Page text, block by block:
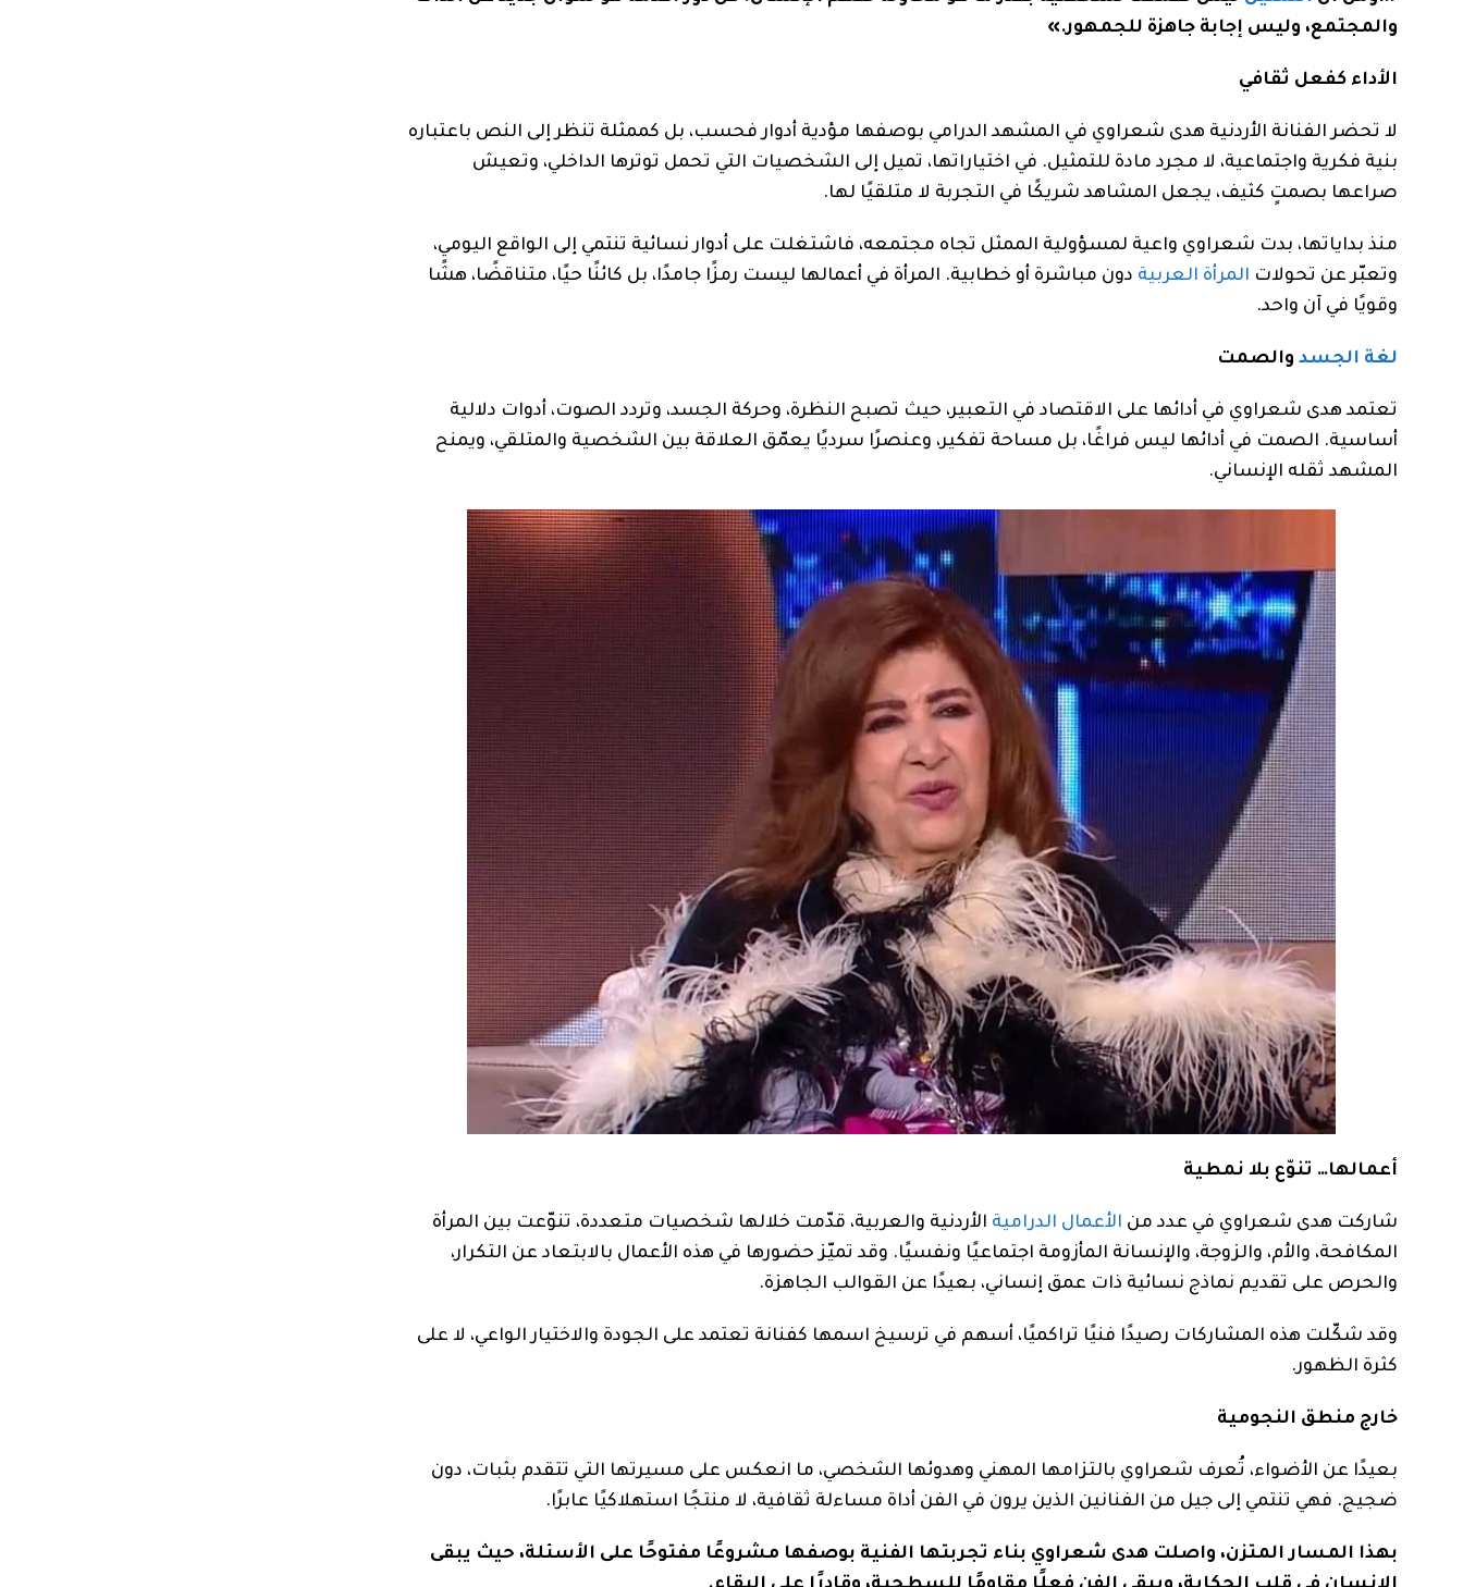
والمجتمع، وليس إجابة جاهزة للجمهور.»
الأداء كفعل ثقافي
لا تحضر الفنانة الأردنية هدى شعراوي في المشهد الدرامي بوصفها مؤدية أدوار فحسب، بل كممثلة تنظر إلى النص باعتباره
بنية فكرية واجتماعية، لا مجرد مادة للتمثيل. في اختياراتها، تميل إلى الشخصيات التي تحمل توترها الداخلي، وتعيش
صراعها بصمتٍ كثيف، يجعل المشاهد شريكًا في التجربة لا متلقيًا لها.
منذ بداياتها، بدت شعراوي واعية لمسؤولية الممثل تجاه مجتمعه، فاشتغلت على أدوار نسائية تنتمي إلى الواقع اليومي،
وتعبّر عن تحولات المرأة العربية دون مباشرة أو خطابية. المرأة في أعمالها ليست رمزًا جامدًا، بل كائنًا حيًا، متناقضًا، هشًا
وقويًا في آن واحد.
لغة الجسد والصمت
تعتمد هدى شعراوي في أدائها على الاقتصاد في التعبير، حيث تصبح النظرة، وحركة الجسد، وتردد الصوت، أدوات دلالية
أساسية. الصمت في أدائها ليس فراغًا، بل مساحة تفكير، وعنصرًا سرديًا يعمّق العلاقة بين الشخصية والمتلقي، ويمنح
المشهد ثقله الإنساني.
أعمالها… تنوّع بلا نمطية
شاركت هدى شعراوي في عدد من الأعمال الدرامية الأردنية والعربية، قدّمت خلالها شخصيات متعددة، تنوّعت بين المرأة
المكافحة، والأم، والزوجة، والإنسانة المأزومة اجتماعيًا ونفسيًا. وقد تميّز حضورها في هذه الأعمال بالابتعاد عن التكرار،
والحرص على تقديم نماذج نسائية ذات عمق إنساني، بعيدًا عن القوالب الجاهزة.
وقد شكّلت هذه المشاركات رصيدًا فنيًا تراكميًا، أسهم في ترسيخ اسمها كفنانة تعتمد على الجودة والاختيار الواعي، لا على
كثرة الظهور.
خارج منطق النجومية
بعيدًا عن الأضواء، تُعرف شعراوي بالتزامها المهني وهدوئها الشخصي، ما انعكس على مسيرتها التي تتقدم بثبات، دون
ضجيج. فهي تنتمي إلى جيل من الفنانين الذين يرون في الفن أداة مساءلة ثقافية، لا منتجًا استهلاكيًا عابرًا.
بهذا المسار المتزن، واصلت هدى شعراوي بناء تجربتها الفنية بوصفها مشروعًا مفتوحًا على الأسئلة، حيث يبقى